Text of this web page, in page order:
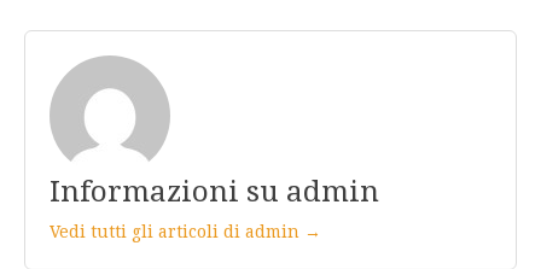
Informazioni su admin
Vedi tutti gli articoli di admin →